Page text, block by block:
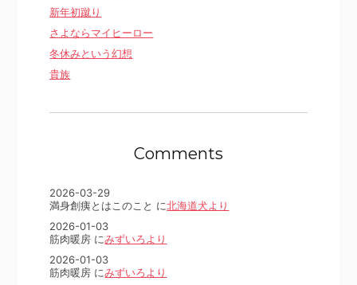
新年初蹴り
さよならマイヒーロー
冬休みという幻想
貴族
Comments
2026-03-29
満身創痍とはこのこと に北海道犬より
2026-01-03
筋肉暖房 にみずいろより
2026-01-03
筋肉暖房 にみずいろより